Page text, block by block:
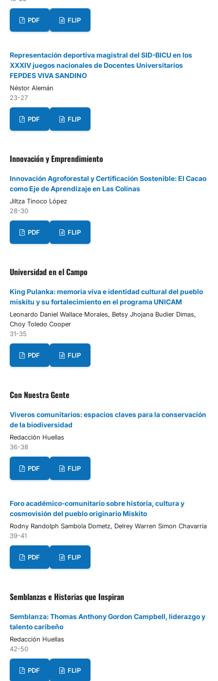
PDF FLIP
Representación deportiva magistral del SID-BICU en los
XXXIV juegos nacionales de Docentes Universitarios
FEPDES VIVA SANDINO
Néstor Alemán
23-27
PDF FLIP
Innovación y Emprendimiento
Innovación Agroforestal y Certificación Sostenible: El Cacao
como Eje de Aprendizaje en Las Colinas
Jiltza Tinoco López
28-30
PDF FLIP
Universidad en el Campo
King Pulanka: memoria viva e identidad cultural del pueblo
miskitu y su fortalecimiento en el programa UNICAM
Leonardo Daniel Wallace Morales, Betsy Jhojana Budier Dimas,
Choy Toledo Cooper
31-35
PDF FLIP
Con Nuestra Gente
Viveros comunitarios: espacios claves para la conservación
de la biodiversidad
Redacción Huellas
36-38
PDF FLIP
Foro académico-comunitario sobre historia, cultura y
cosmovisión del pueblo originario Miskito
Rodny Randolph Sambola Dometz, Delrey Warren Simon Chavarría
39-41
PDF FLIP
Semblanzas e Historias que Inspiran
Semblanza: Thomas Anthony Gordon Campbell, liderazgo y
talento caribeño
Redacción Huellas
42-50
PDF FLIP